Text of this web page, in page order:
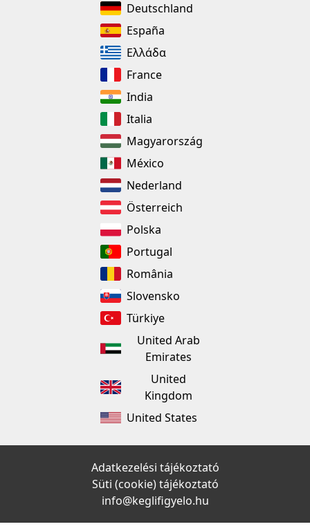
Deutschland
España
Ελλάδα
France
India
Italia
Magyarország
México
Nederland
Österreich
Polska
Portugal
România
Slovensko
Türkiye
United Arab
Emirates
United
Kingdom
United States
Adatkezelési tájékoztató
Süti (cookie) tájékoztató
info@keglifigyelo.hu